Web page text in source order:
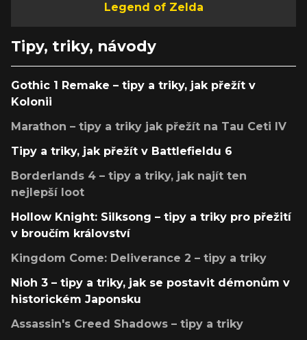
Legend of Zelda
Tipy, triky, návody
Gothic 1 Remake – tipy a triky, jak přežít v
Kolonii
Marathon – tipy a triky jak přežít na Tau Ceti IV
Tipy a triky, jak přežít v Battlefieldu 6
Borderlands 4 – tipy a triky, jak najít ten
nejlepší loot
Hollow Knight: Silksong – tipy a triky pro přežití
v broučím království
Kingdom Come: Deliverance 2 – tipy a triky
Nioh 3 – tipy a triky, jak se postavit démonům v
historickém Japonsku
Assassin's Creed Shadows – tipy a triky